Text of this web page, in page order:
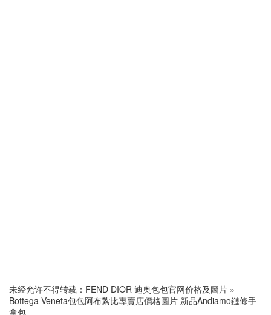
未经允许不得转载： FEND DIOR 迪奥包包官网价格及圖片 »
Bottega Veneta包包阿布紮比專賣店價格圖片 新品Andiamo鏈條手
拿包